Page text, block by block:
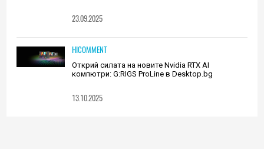
23.09.2025
HICOMMENT
Открий силата на новите Nvidia RTX AI
компютри: G:RIGS ProLine в Desktop.bg
13.10.2025